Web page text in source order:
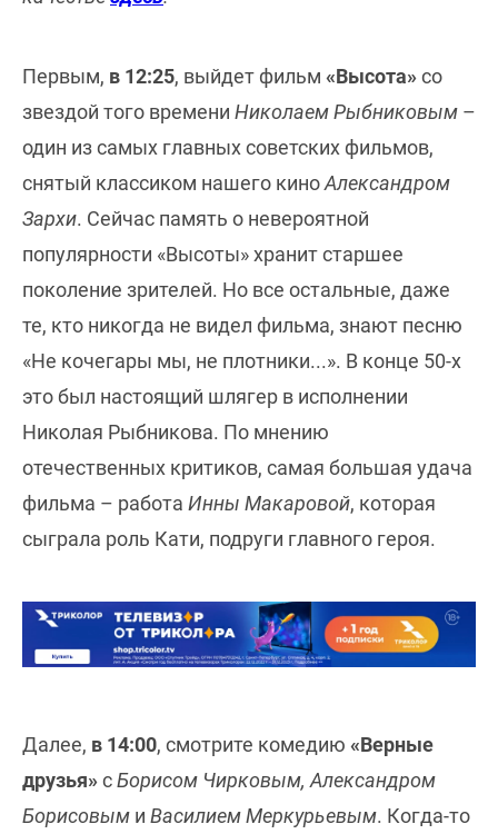
Первым, в 12:25, выйдет фильм «Высота»со
звездой того времени Николаем Рыбниковым –
один из самых главных советских фильмов,
снятый классиком нашего киноАлександром
Зархи. Сейчас память о невероятной
популярности «Высоты» хранит старшее
поколение зрителей. Но все остальные, даже
те, кто никогда не видел фильма, знают песню
«Не кочегары мы, не плотники...». В конце 50-х
это был настоящий шлягер в исполнении
Николая Рыбникова. По мнению
отечественных критиков, самая большая удача
фильма – работа Инны Макаровой, которая
сыграла роль Кати, подруги главного героя.
Далее, в 14:00, смотрите комедию «Верные
друзья»сБорисом Чирковым, Александром
Борисовым и Василием Меркурьевым. Когда-то